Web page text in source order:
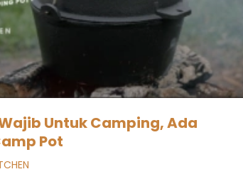
Untuk Camping, Ada
Pot